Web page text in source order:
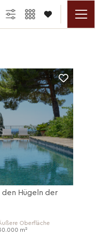

den Hügeln der
Oberfläche
m²